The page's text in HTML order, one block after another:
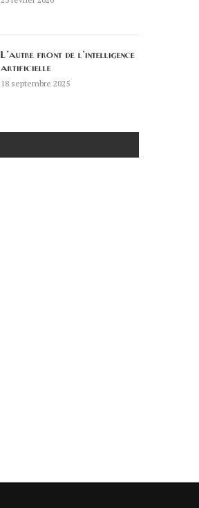
L’autre front de l’intelligence
artificielle
18 septembre 2025